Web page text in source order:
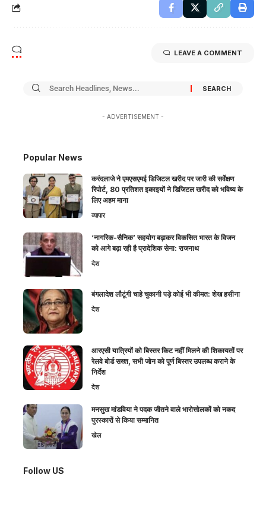
LEAVE A COMMENT
- ADVERTISEMENT -
Popular News
करंदलाजे ने एमएसएमई डिजिटल खरीद पर जारी की सर्वेक्षण
रिपोर्ट, 80 प्रतिशत इकाइयों ने डिजिटल खरीद को भविष्य के
लिए अहम माना
व्यापार
‘नागरिक-सैनिक’ सहयोग बढ़ाकर विकसित भारत के विजन
को आगे बढ़ा रही है प्रादेशिक सेना: राजनाथ
देश
बंगलादेश लौटूंगी चाहे चुकानी पड़े कोई भी कीमत: शेख हसीना
देश
आरएसी यात्रियों को बिस्तर किट नहीं मिलने की शिकायतों पर
रेलवे बोर्ड सख्त, सभी जोन को पूर्ण बिस्तर उपलब्ध कराने के
निर्देश
देश
मनसुख मांडविया ने पदक जीतने वाले भारोत्तोलकों को नकद
पुरस्कारों से किया सम्मानित
खेल
Follow US